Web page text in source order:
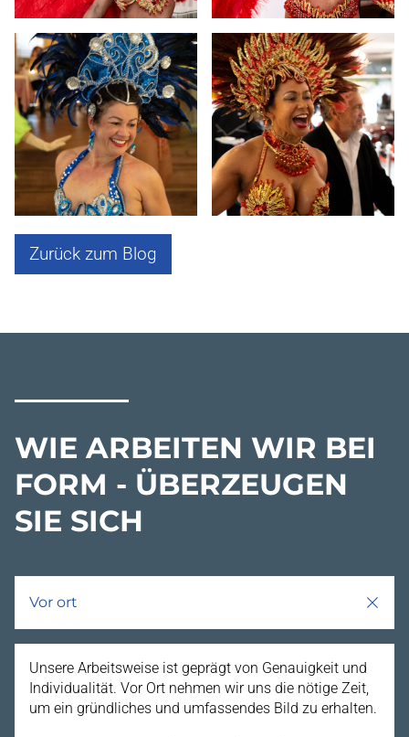
Zurück zum Blog
WIE ARBEITEN WIR BEI
FORM - ÜBERZEUGEN
SIE SICH
Vor ort
Unsere Arbeitsweise ist geprägt von Genauigkeit und
Individualität. Vor Ort nehmen wir uns die nötige Zeit,
um ein gründliches und umfassendes Bild zu erhalten.